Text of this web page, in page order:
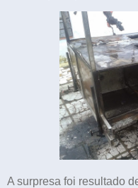
A surpresa foi resultado